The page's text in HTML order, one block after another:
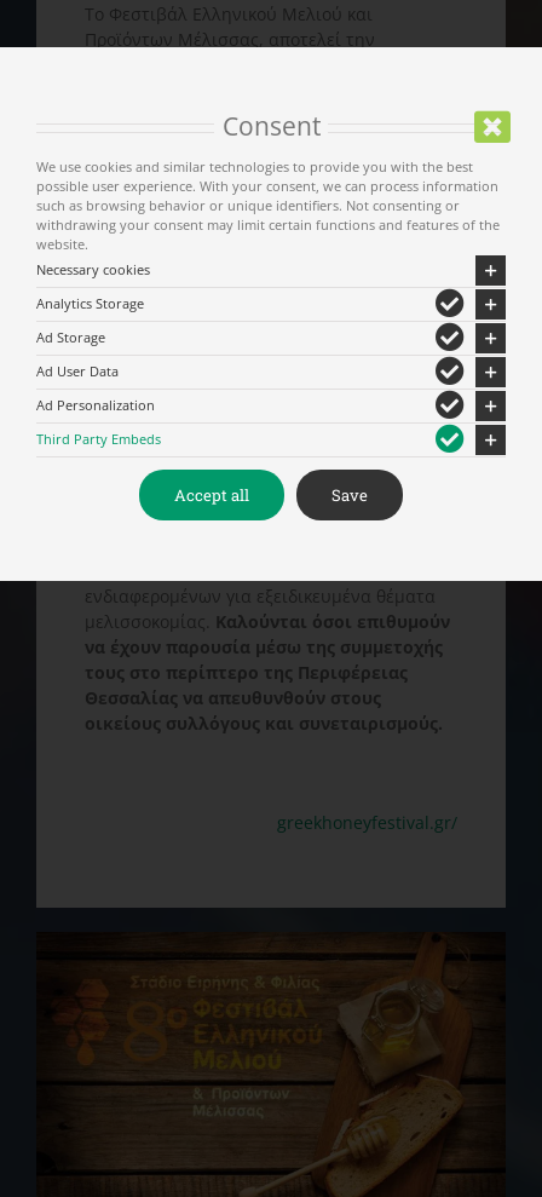
Το Φεστιβάλ Ελληνικού Μελιού και
Προϊόντων Μέλισσας, αποτελεί την
Φεστιβάλ τελεί υπό την αιγίδα του
Υπουργείου Αγροτικής Ανάπτυξης και
Τροφίμων.
Στόχος και του 8ου Φεστιβάλ είναι η
προβολή και προώθηση του επώνυμου
ελληνικού μελιού, κυρίως των μικρών
παραγωγών, και των προϊόντων κυψέλης στο
καταναλωτικό, στο εμπορικό κοινό και στους
χώρους μαζικής εστίασης. Επιπλέον,
αποτελεί τον τόπο για την σύναψη
εμπορικών και επιχειρηματικών συμφωνιών
παραγωγής και διακίνησης μελισσοκομικών
προϊόντων και εξοπλισμού.
Το Φεστιβάλ θα πλαισιωθεί και φέτος από
ενδιαφερομένων για εξειδικευμένα θέματα
μελισσοκομίας. Καλούνται όσοι επιθυμούν
να έχουν παρουσία μέσω της συμμετοχής
τους στο περίπτερο της Περιφέρειας
Θεσσαλίας να απευθυνθούν στους
οικείους συλλόγους και συνεταιρισμούς.
greekhoneyfestival.gr/
Consent
We use cookies and similar technologies to provide you with the best
possible user experience. With your consent, we can process information
such as browsing behavior or unique identifiers. Not consenting or
withdrawing your consent may limit certain functions and features of the
website.
Necessary cookies
Analytics Storage
Ad Storage
Ad User Data
Ad Personalization
Third Party Embeds
Accept all Save